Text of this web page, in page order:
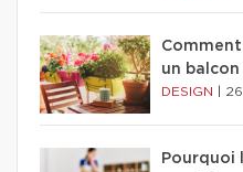
un
DESIGN
Pourquoi